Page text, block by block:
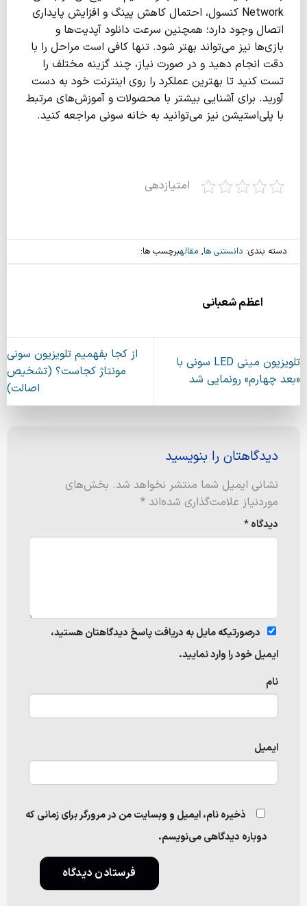
Network کنسول، احتمال کاهش پینگ و افزایش پایداری
اتصال وجود دارد؛ همچنین سرعت دانلود آپدیت‌ها و
بازی‌ها نیز می‌تواند بهتر شود. تنها کافی است مراحل را با
دقت انجام دهید و در صورت نیاز، چند گزینه مختلف را
تست کنید تا بهترین عملکرد را روی اینترنت خود به دست
آورید. برای آشنایی بیشتر با محصولات و آموزش‌های مرتبط
با پلی‌استیشن نیز می‌توانید به خانه سونی مراجعه کنید.
امتیازدهی
دسته بندی: دانستنی ها, مقالهبرچسب ها:
اعظم شعبانی
تلویزیون مینی LED سونی با
«بعد چهارم» رونمایی شد
از کجا بفهمیم تلویزیون سونی
مونتاژ کجاست؟ (تشخیص
اصالت)
دیدگاهتان را بنویسید
نشانی ایمیل شما منتشر نخواهد شد. بخش‌های
موردنیاز علامت‌گذاری شده‌اند *
دیدگاه*
درصورتیکه مایل به دریافت پاسخ دیدگاهتان هستید،
ایمیل خود را وارد نمایید.
نام
ایمیل
ذخیره نام، ایمیل و وبسایت من در مرورگر برای زمانی که
دوباره دیدگاهی می‌نویسم.